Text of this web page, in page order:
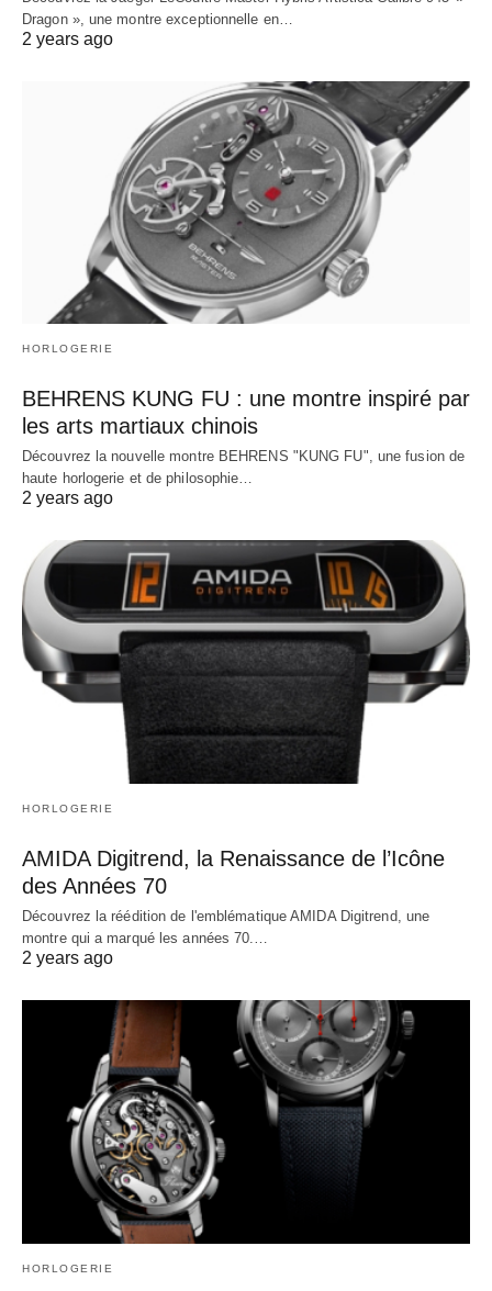
Dragon », une montre exceptionnelle en…
2 years ago
HORLOGERIE
BEHRENS KUNG FU : une montre inspiré par
les arts martiaux chinois
Découvrez la nouvelle montre BEHRENS "KUNG FU", une fusion de
haute horlogerie et de philosophie…
2 years ago
HORLOGERIE
AMIDA Digitrend, la Renaissance de l’Icône
des Années 70
Découvrez la réédition de l'emblématique AMIDA Digitrend, une
montre qui a marqué les années 70.…
2 years ago
HORLOGERIE